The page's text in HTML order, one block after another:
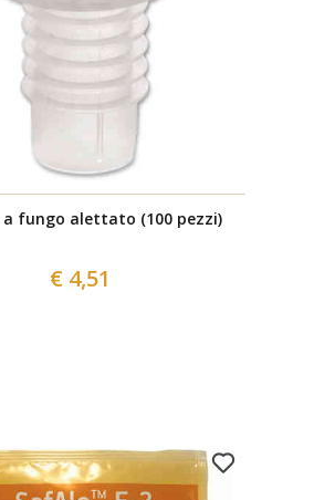
a fungo alettato (100 pezzi)
€ 4,51